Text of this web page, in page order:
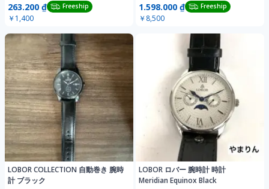
263.200 ₫ Freeship
￥1,400
1.598.000 ₫ Freeship
￥8,500
LOBOR COLLECTION 自動巻き 腕時
計 ブラック
LOBOR ロバー 腕時計 時計
Meridian Equinox Black